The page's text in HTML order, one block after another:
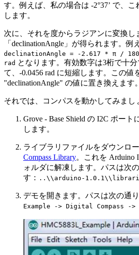
す。例えば、私の場合は -2°37’ で、こ
します。
次に、それを度からラジアンに変換し
「declinationAngle」が得られます。例
declinationAngle = -2.617 * π / 180
rad となります。有効数字は3桁で十
て、-0.0456 rad に短縮します。この値
"declinationAngle" の値に置き換えます。
それでは、コンパスを動かしてみまし
Grove - Base Shield の I2C ポー
します。
ライブラリファイルをダウンロ
Compass Library。これを Arduino
ォルダに解凍します。パスは次
す：
..\\arduino-
デモを開きます。パスは次の通り
Example -> Digital Compass ->